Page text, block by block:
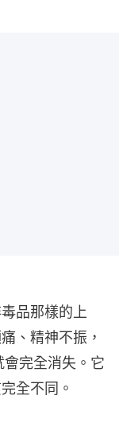
品那樣的上
、精神不振，
完全消失。它
全不同。